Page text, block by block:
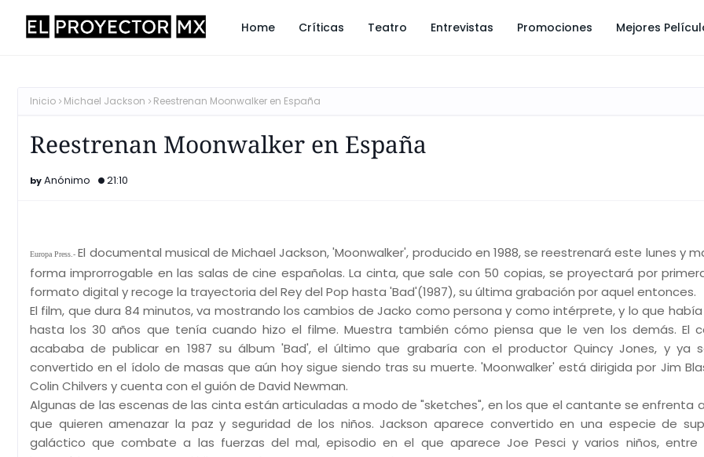
Home Críticas Teatro Entrevistas Promociones Mejores
Inicio Michael Jackson Reestrenan Moonwalker en España
Reestrenan Moonwalker en España
Anónimo 21:10
Europa Press.- El documental musical de Michael Jackson, 'Moonwalker', producido en 1988, se reestrenará este lunes y
forma improrrogable en las salas de cine españolas. La cinta, que sale con 50 copias, se proyectará por
formato digital y recoge la trayectoria del Rey del Pop hasta 'Bad'(1987), su última grabación por aquel entonces.
El film, que dura 84 minutos, va mostrando los cambios de Jacko como persona y como intérprete, y lo que
hasta los 30 años que tenía cuando hizo el filme. Muestra también cómo piensa que le ven los demás. El
acababa de publicar en 1987 su álbum 'Bad', el último que grabaría con el productor Quincy Jones, y ya
convertido en el ídolo de masas que aún hoy sigue siendo tras su muerte. 'Moonwalker' está dirigida por Jim
Colin Chilvers y cuenta con el guión de David Newman.
Algunas de las escenas de las cinta están articuladas a modo de "sketches", en los que el cantante se enfrenta
que quieren amenazar la paz y seguridad de los niños. Jackson aparece convertido en una especie de
galáctico que combate a las fuerzas del mal, episodio en el que aparece Joe Pesci y varios niños, entre